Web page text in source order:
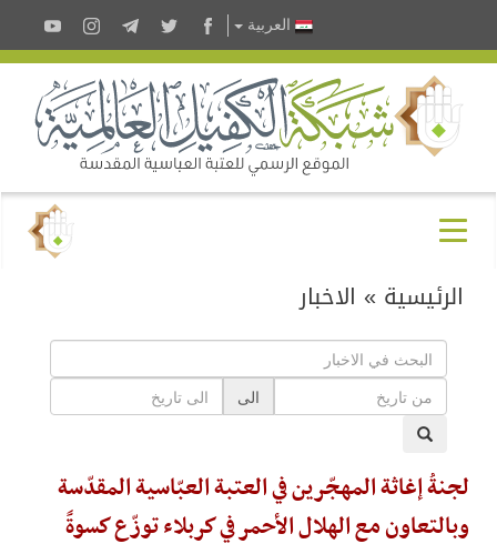
العربية
الرئيسية » الاخبار
الى
لجنةُ إغاثة المهجّرين في العتبة العبّاسية المقدّسة
وبالتعاون مع الهلال الأحمر في كربلاء توزّع كسوةً